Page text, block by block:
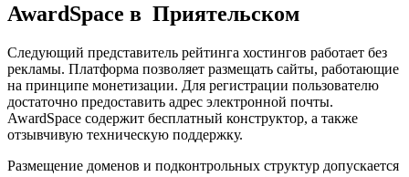
AwardSpace в Приятельском
Следующий представитель рейтинга хостингов работает без
рекламы. Платформа позволяет размещать сайты, работающие
на принципе монетизации. Для регистрации пользователю
достаточно предоставить адрес электронной почты.
AwardSpace содержит бесплатный конструктор, а также
отзывчивую техническую поддержку.
Размещение доменов и подконтрольных структур допускается